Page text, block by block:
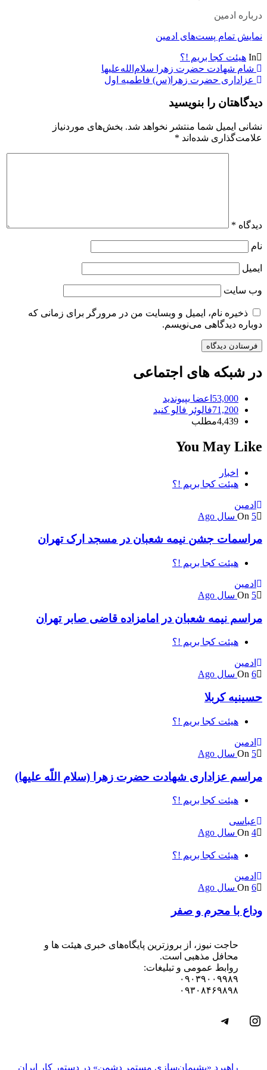
درباره ادمین
نمایش تمام پست‌های ادمین
In هیئت کجا بریم !؟
راهبری
نوشته
شام شهادت حضرت زهرا سلام‌الله‌علیها
عزاداری حضرت زهرا(س) فاطمیه اول
دیدگاهتان را بنویسید
نشانی ایمیل شما منتشر نخواهد شد. بخش‌های موردنیاز
علامت‌گذاری شده‌اند *
دیدگاه *
نام
ایمیل
وب‌ سایت
ذخیره نام، ایمیل و وبسایت من در مرورگر برای زمانی که
دوباره دیدگاهی می‌نویسم.
در شبکه های اجتماعی
53,000 اعضا بپیوندید
71,200فالوئر فالو کنید
4,439مطلب
You May Like
اخبار
هیئت کجا بریم !؟
ادمین
On 5 سال Ago
مراسمات جشن نیمه شعبان در مسجد ارک تهران
هیئت کجا بریم !؟
ادمین
On 5 سال Ago
مراسم نیمه شعبان در امامزاده قاضی صابر تهران
هیئت کجا بریم !؟
ادمین
On 6 سال Ago
حسینیه کربلا
هیئت کجا بریم !؟
ادمین
On 5 سال Ago
مراسم عزاداری شهادت حضرت زهرا (سلام اللّه علیها)
هیئت کجا بریم !؟
عباسی
On 4 سال Ago
هیئت کجا بریم !؟
ادمین
On 6 سال Ago
وداع با محرم و صفر
حاجت نیوز، از بروزترین پایگاه‌های خبری هیئت ها و
محافل مذهبی است.
روابط عمومی و تبلیغات:
۰۹۰۳۹۰۰۹۹۸۹
۰۹۳۰۸۴۶۹۸۹۸
اینستاگرم
تلگرام
راهبرد «پشیمان‌سازی مستمر دشمن» در دستور کار ایران